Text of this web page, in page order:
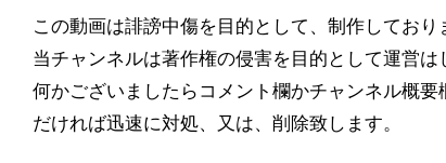
この動画は誹謗中傷を目的として、制作しており
当チャンネルは著作権の侵害を目的として運営は
何かございましたらコメント欄かチャンネル概
だければ迅速に対処、又は、削除致します。